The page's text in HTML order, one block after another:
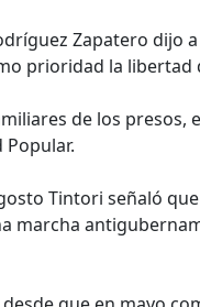
Zapatero dijo
prioridad la libertad
de los presos,
Tintori señaló
marcha